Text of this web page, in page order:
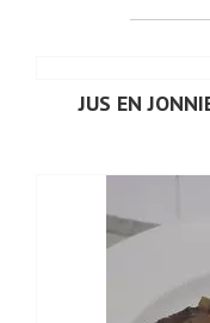
JUS EN